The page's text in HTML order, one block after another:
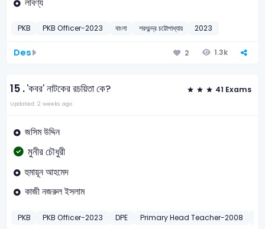
PKB PKB Officer-2023 বাংলা শরৎচন্দ্র চট্টোপাধ্যায় 2023
Des 2 1.3k
15 .'কবর' নাটকের রচয়িতা কে? 41 Exams
Updated: 2 weeks ago
জসিম উদ্দিন
মুনীর চৌধুরী
হুমায়ূন আহমেদ
কাজী নজরুল ইসলাম
PKB PKB Officer-2023 DPE Primary Head Teacher-2008